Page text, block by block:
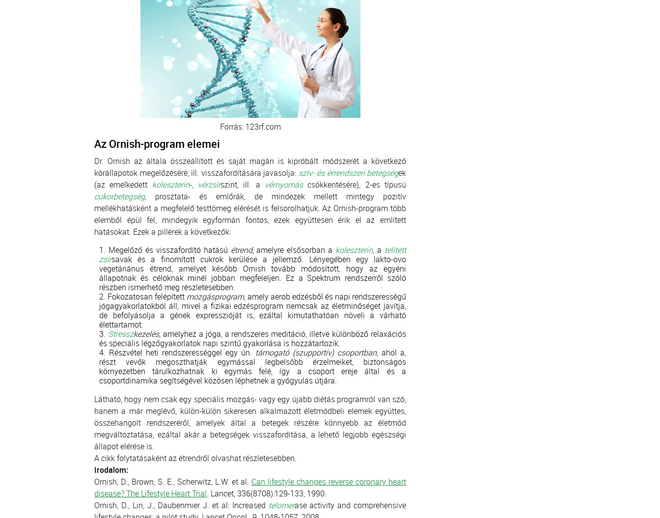
Forrás: 123rf.com
Az Ornish-program elemei
Dr. Ornish az általa összeállított és saját magán is kipróbált módszerét a következő
kórállapotok megelőzésére, ill. visszafordítására javasolja: szív- és érrendszeri betegségek
(az emelkedett koleszterin-, vérzsírszint, ill. a vérnyomáscsökkentésére), 2-es típusú
cukorbetegség, prosztata- és emlőrák, de mindezek mellett mintegy pozitív
mellékhatásként a megfelelő testtömeg elérését is felsorolhatjuk. Az Ornish-program több
elemből épül fel, mindegyik egyformán fontos, ezek együttesen érik el az említett
hatásokat. Ezek a pillérek a következők:
Megelőző és visszafordító hatású étrend, amelyre elsősorban a koleszterin, a telített
zsírsavak és a finomított cukrok kerülése a jellemző. Lényegében egy lakto-ovo
vegetáriánus étrend, amelyet később Ornish tovább módosított, hogy az egyéni
állapotnak és céloknak minél jobban megfeleljen. Ez a Spektrum rendszerről szóló
részben ismerhető meg részletesebben.
Fokozatosan felépített mozgásprogram, amely aerob edzésből és napi rendszerességű
jógagyakorlatokból áll, mivel a fizikai edzésprogram nemcsak az életminőséget javítja,
de befolyásolja a gének expresszióját is, ezáltal kimutathatóan növeli a várható
élettartamot.
Stresszkezelés, amelyhez a jóga, a rendszeres meditáció, illetve különböző relaxációs
és speciális légzőgyakorlatok napi szintű gyakorlása is hozzátartozik.
Részvétel heti rendszerességgel egy ún. támogató (szupportív) csoportban, ahol a,
részt vevők megoszthatják egymással legbelsőbb érzelmeiket, biztonságos
környezetben tárulkozhatnak ki egymás felé, így a csoport ereje által és a
csoportdinamika segítségével közösen léphetnek a gyógyulás útjára.
Látható, hogy nem csak egy speciális mozgás- vagy egy újabb diétás programról van szó,
hanem a már meglévő, külön-külön sikeresen alkalmazott életmódbeli elemek együttes,
összehangolt rendszeréről, amelyek által a betegek részére könnyebb az életmód
megváltoztatása, ezáltal akár a betegségek visszafordítása, a lehető legjobb egészségi
állapot elérése is.
A cikk folytatásaként az étrendről olvashat részletesebben.
Irodalom:
Ornish, D., Brown, S. E., Scherwitz, L.W. et al. Can lifestyle changes reverse coronary heart
disease? The Lifestyle Heart Trial. Lancet, 336(8708):129-133, 1990.
Ornish, D., Lin, J., Daubenmier J. et al: Increased telomerase activity and comprehensive